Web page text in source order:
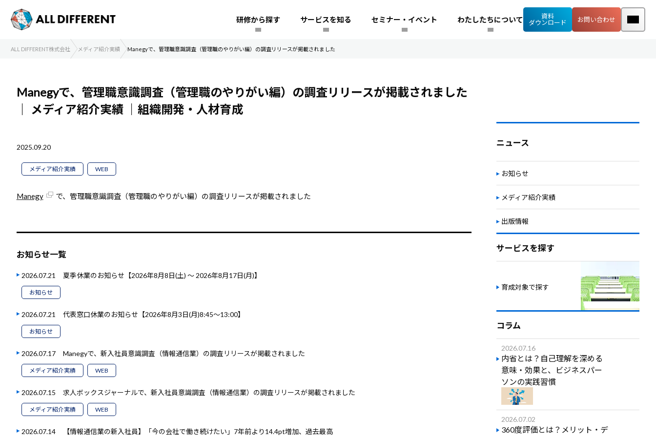
研修から探す サービスを知る セミナー・イベント わたしたちについて
資料
ダウンロード
お問い合わせ
ALL DIFFERENT株式会社 メディア紹介実績 Manegyで、管理職意識調査（管理職のやりがい編）の調査リリースが掲載されました
Manegyで、管理職意識調査（管理職のやりがい編）の調査リリースが掲載されました
メディア紹介実績 ｜組織開発・人材育成
2025.09.20
メディア紹介実績 WEB
Manegy で、管理職意識調査（管理職のやりがい編）の調査リリースが掲載されました
お知らせ一覧
2026.07.21 夏季休業のお知らせ【2026年8月8日(土) ～ 2026年8月17日(月)】
お知らせ
2026.07.21 代表窓口休業のお知らせ【2026年8月3日(月)8:45～13:00】
お知らせ
2026.07.17 Manegyで、新入社員意識調査（情報通信業）の調査リリースが掲載されました
メディア紹介実績 WEB
2026.07.15 求人ボックスジャーナルで、新入社員意識調査（情報通信業）の調査リリースが掲載されました
メディア紹介実績 WEB
2026.07.14 【情報通信業の新入社員】「今の会社で働き続けたい」7年前より14.4pt増加、過去最高
ニュース
お知らせ
メディア紹介実績
出版情報
サービスを探す
育成対象で探す
コラム
2026.07.16
内省とは？自己理解を深める
意味・効果と、ビジネスパー
ソンの実践習慣
2026.07.02
360度評価とは？メリット・デ